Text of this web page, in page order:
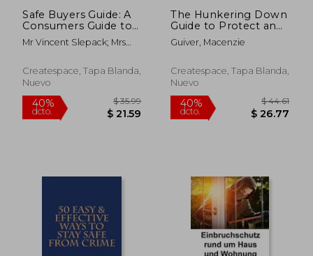
$ 252.04
Safe Buyers Guide: A
Consumers Guide to
Picking out an
Appropiate Safe (en
Mr Vincent Slepack; Mrs
Createspace, Tapa Blanda,
Nuevo
The Hunkering Down
Guide to Protect and
Defend Your Home
When Disaster Strikes
Guiver, Macenzie
Createspace, Tapa Blanda,
Nuevo